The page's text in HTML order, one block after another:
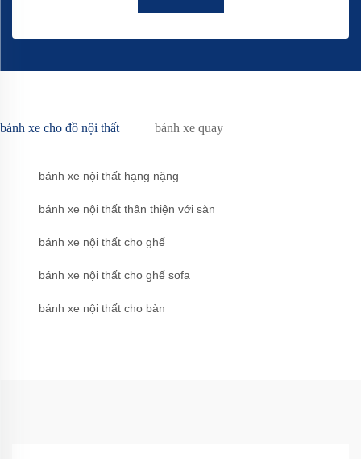
bánh xe cho đồ nội thất bánh xe quay
bánh xe nội thất hạng nặng
bánh xe nội thất thân thiện với sàn
bánh xe nội thất cho ghế
bánh xe nội thất cho ghế sofa
bánh xe nội thất cho bàn